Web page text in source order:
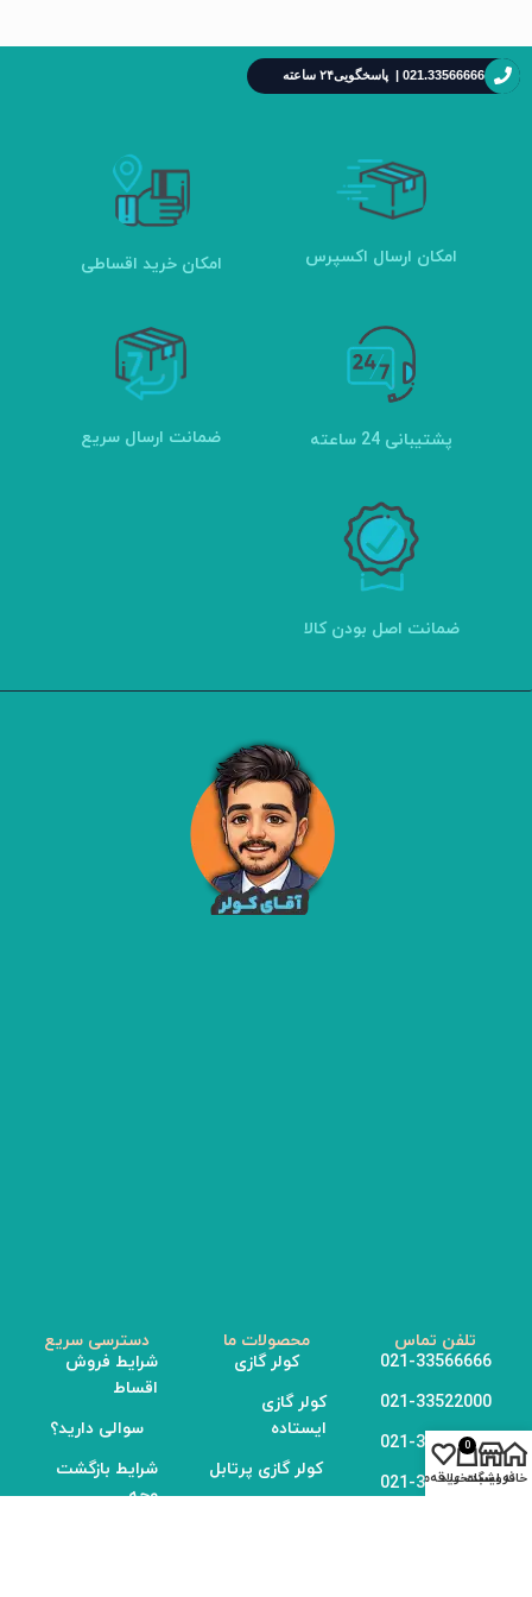
021.33566666 | پاسخگویی۲۴ ساعته
امکان ارسال اکسپرس امکان خرید اقساطی
پشتیبانی 24 ساعته ضمانت ارسال سریع
ضمانت اصل بودن کالا
تلفن تماس
021-33566666
021-33522000
021-33522137
021-33522237
محصولات ما
کولر گازی
کولر گازی
ایستاده
کولر گازی پرتابل
دسترسی سریع
شرایط فروش
اقساط
سوالی دارید؟
شرایط بازگشت
وجه
خانهفروشگاه
0
سبد خرید
لیست علاقه‌مندی‌ها